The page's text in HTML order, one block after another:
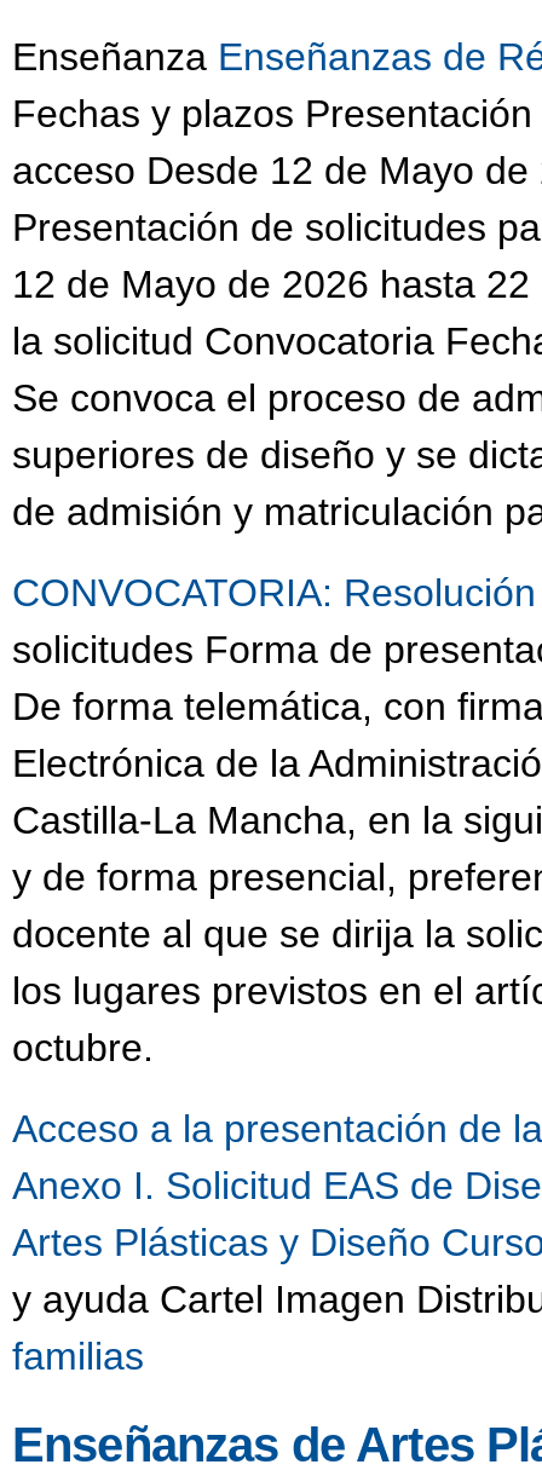
Enseñanza Enseñanzas de
Fechas y plazos
acceso Desde 12 de Mayo
Presentación de solicitudes
12 de Mayo de 2026 hasta
la solicitud Convocatoria
Se convoca el proceso de
superiores de diseño y se
de admisión y matriculación
CONVOCATORIA:
solicitudes Forma de
De forma telemática, con
Electrónica de la
Castilla-La Mancha, en la
y de forma presencial,
docente al que se dirija la
los lugares previstos en el
octubre.
Acceso a la presentación de
Anexo I. Solicitud EAS de
Artes Plásticas y Diseño
y ayuda Cartel Imagen
familias
Enseñanzas de Artes